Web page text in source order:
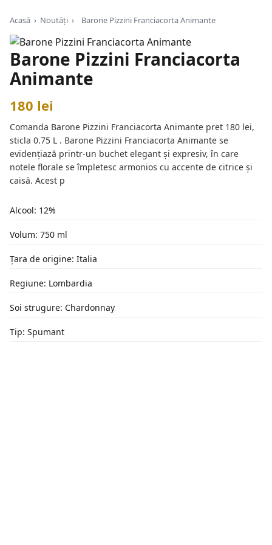
Acasă › Noutăți › Barone Pizzini Franciacorta Animante
Barone Pizzini Franciacorta
Animante
180 lei
Comanda Barone Pizzini Franciacorta Animante pret 180 lei,
sticla 0.75 L . Barone Pizzini Franciacorta Animante se
evidențiază printr-un buchet elegant și expresiv, în care
notele florale se împletesc armonios cu accente de citrice și
caisă. Acest p
Alcool: 12%
Volum: 750 ml
Țara de origine: Italia
Regiune: Lombardia
Soi strugure: Chardonnay
Tip: Spumant